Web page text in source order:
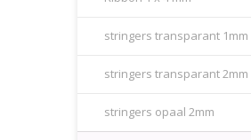
stringers transparant 1mm
stringers transparant 2mm
stringers opaal 2mm